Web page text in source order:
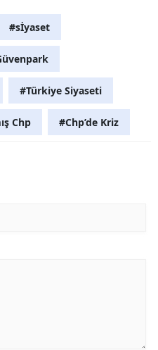
#sİyaset
#Türkiye Siyaseti
Chp #Chp’de Kriz